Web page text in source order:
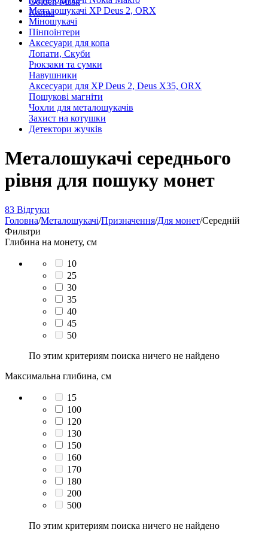
Karma
Металошукачі XP Deus 2, ORX
Міношукачі
Пінпоінтери
Аксесуари для копа
Лопати, Скуби
Рюкзаки та сумки
Навушники
Аксесуари для XP Deus 2, Deus X35, ORX
Пошукові магніти
Чохли для металошукачів
Захист на котушки
Детектори жучків
Металошукачі середнього
рівня для пошуку монет
83 Відгуки
Головна/Металошукачі/Призначення/Для монет/Середній
Фильтри
Глибина на монету, см
10
25
30
35
40
45
50
По этим критериям поиска ничего не найдено
Максимальна глибина, см
15
100
120
130
150
160
170
180
200
500
По этим критериям поиска ничего не найдено